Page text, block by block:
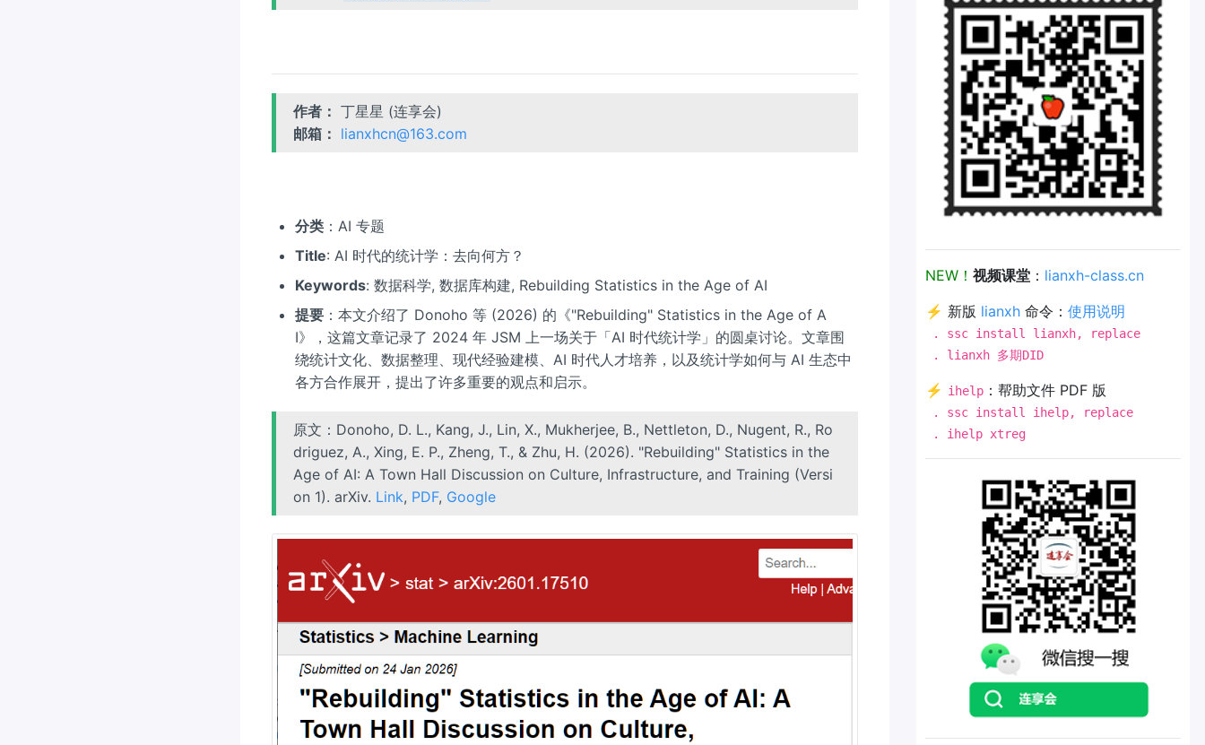
作者： 丁星星 (连享会)
邮箱： lianxhcn@163.com
分类：AI 专题
Title: AI 时代的统计学：去向何方？
Keywords: 数据科学, 数据库构建, Rebuilding Statistics in the Age of AI
提要：本文介绍了 Donoho 等 (2026) 的《"Rebuilding" Statistics in the Age of A
I》，这篇文章记录了 2024 年 JSM 上一场关于「AI 时代统计学」的圆桌讨论。文章围
绕统计文化、数据整理、现代经验建模、AI 时代人才培养，以及统计学如何与 AI 生态中
各方合作展开，提出了许多重要的观点和启示。
原文：Donoho, D. L., Kang, J., Lin, X., Mukherjee, B., Nettleton, D., Nugent, R., Ro
driguez, A., Xing, E. P., Zheng, T., & Zhu, H. (2026). "Rebuilding" Statistics in the
Age of AI: A Town Hall Discussion on Culture, Infrastructure, and Training (Versi
on 1). arXiv. Link, PDF, Google
NEW！ 视频课堂 ： lianxh-class.cn
⚡ 新版 lianxh 命令： 使用说明
. ssc install lianxh, replace
. lianxh 多期DID
⚡ ihelp ：帮助文件 PDF 版
. ssc install ihelp, replace
. ihelp xtreg